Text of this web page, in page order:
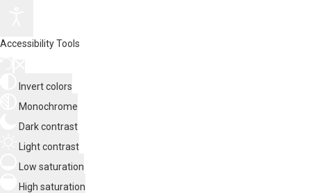
Accessibility Tools
Invert colors
Monochrome
Dark contrast
Light contrast
Low saturation
High saturation